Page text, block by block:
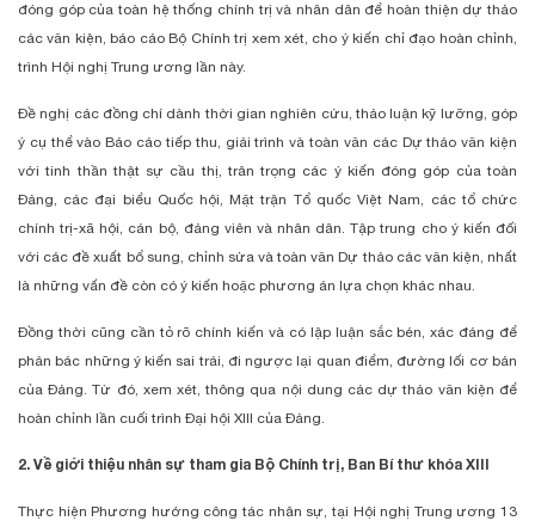
đóng góp của toàn hệ thống chính trị và nhân dân để hoàn thiện dự thảo
các văn kiện, báo cáo Bộ Chính trị xem xét, cho ý kiến chỉ đạo hoàn chỉnh,
trình Hội nghị Trung ương lần này.
Đề nghị các đồng chí dành thời gian nghiên cứu, thảo luận kỹ lưỡng, góp
ý cụ thể vào Báo cáo tiếp thu, giải trình và toàn văn các Dự thảo văn kiện
với tinh thần thật sự cầu thị, trân trọng các ý kiến đóng góp của toàn
Đảng, các đại biểu Quốc hội, Mặt trận Tổ quốc Việt Nam, các tổ chức
chính trị-xã hội, cán bộ, đảng viên và nhân dân. Tập trung cho ý kiến đối
với các đề xuất bổ sung, chỉnh sửa và toàn văn Dự thảo các văn kiện, nhất
là những vấn đề còn có ý kiến hoặc phương án lựa chọn khác nhau.
Đồng thời cũng cần tỏ rõ chính kiến và có lập luận sắc bén, xác đáng để
phản bác những ý kiến sai trái, đi ngược lại quan điểm, đường lối cơ bản
của Đảng. Từ đó, xem xét, thông qua nội dung các dự thảo văn kiện để
hoàn chỉnh lần cuối trình Đại hội XIII của Đảng.
2. Về giới thiệu nhân sự tham gia Bộ Chính trị, Ban Bí thư khóa XIII
Thực hiện Phương hướng công tác nhân sự, tại Hội nghị Trung ương 13